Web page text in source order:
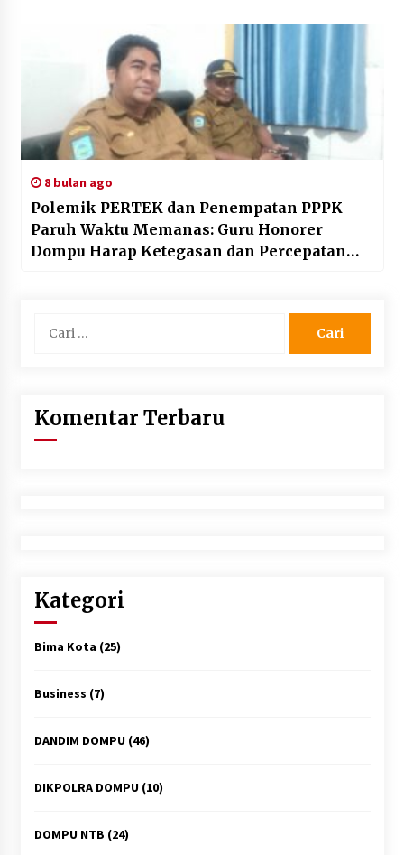
8 bulan ago
Polemik PERTEK dan Penempatan PPPK
Paruh Waktu Memanas: Guru Honorer
Dompu Harap Ketegasan dan Percepatan
untuk:
Komentar Terbaru
Kategori
Bima Kota (25)
Business (7)
DANDIM DOMPU(46)
DIKPOLRA DOMPU(10)
DOMPU NTB (24)